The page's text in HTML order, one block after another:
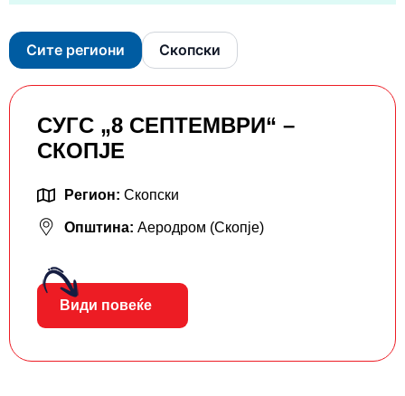
Сите региони Скопски
СУГС „8 СЕПТЕМВРИ“ –
СКОПЈЕ
Регион: Скопски
Општина: Аеродром (Скопје)
Види повеќе